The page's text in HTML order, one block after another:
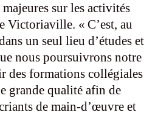
sur les activités
Victoriaville. « C’est, au
un seul lieu d’études et
nous poursuivrons notre
des formations collégiales
grande qualité afin de
de main-d’œuvre et